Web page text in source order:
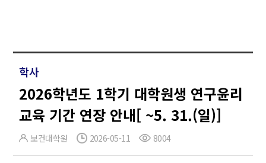
학사
2026학년도 1학기 대학원생 연구윤리
교육 기간 연장 안내[ ~5. 31.(일)]
보건대학원 2026-05-11 8004